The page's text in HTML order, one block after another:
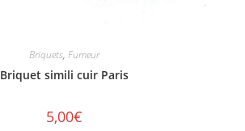
Briquets, Fumeur
Briquet simili cuir Paris
5,00€